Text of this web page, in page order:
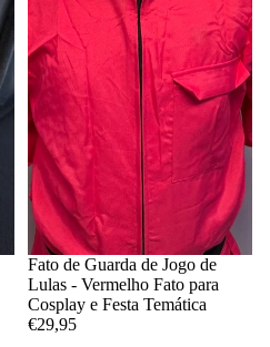
Fato de Guarda de Jogo de
Lulas - Vermelho Fato para
Cosplay e Festa Temática
€29,95